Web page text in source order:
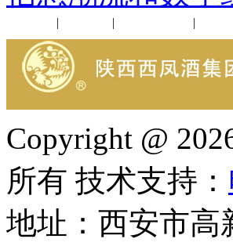
| | |
Copyright @
所有 技术支持：
地址：西安市高